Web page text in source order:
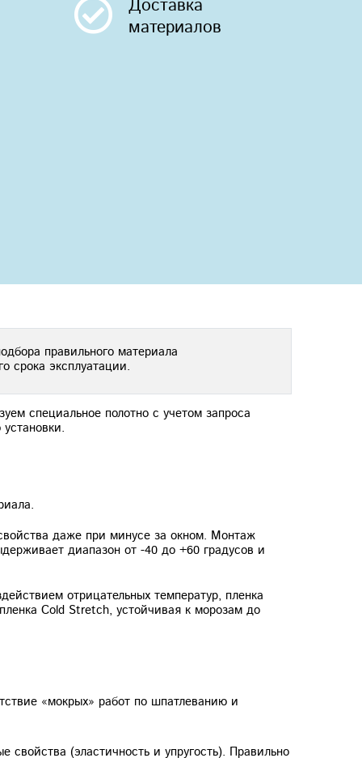
Доставка
материалов
правильного материала
срока эксплуатации.
специальное полотно с учетом запроса
даже при минусе за окном. Монтаж
диапазон от -40 до +60 градусов и
отрицательных температур, пленка
Cold Stretch, устойчивая к морозам до
«мокрых» работ по шпатлеванию и
свойства (эластичность и упругость). Правильно